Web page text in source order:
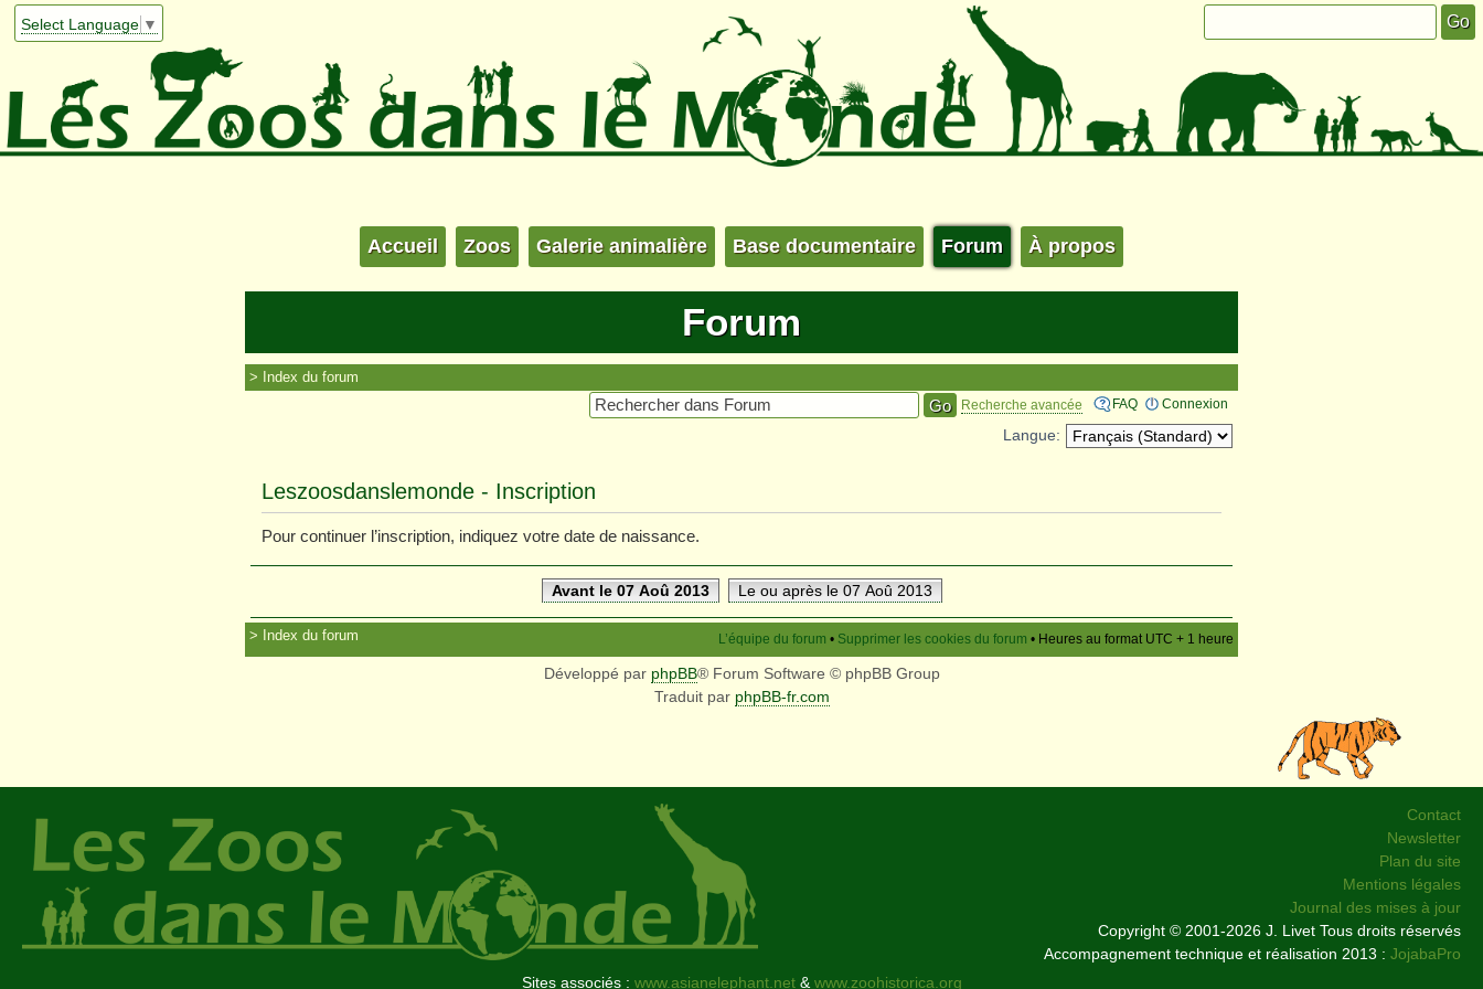
Select Language ▼
Accueil Zoos Galerie animalière Base documentaire Forum À propos
Forum
Index du forum
FAQ Connexion
Recherche avancée
Langue:
Leszoosdanslemonde - Inscription
Pour continuer l’inscription, indiquez votre date de naissance.
Avant le 07 Aoû 2013 Le ou après le 07 Aoû 2013
Index du forum L’équipe du forum • Supprimer les cookies du forum • Heures au format UTC + 1 heure
Développé par phpBB® Forum Software © phpBB Group
Traduit par phpBB-fr.com
Contact
Newsletter
Plan du site
Mentions légales
Journal des mises à jour
Copyright © 2001-2026 J. Livet Tous droits réservés
Accompagnement technique et réalisation 2013 : JojabaPro
Sites associés : www.asianelephant.net&www.zoohistorica.org